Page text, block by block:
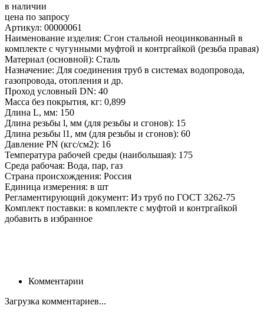
в наличии
цена по запросу
Артикул: 00000061
Наименование изделия: Сгон стальной неоцинкованный в
комплекте с чугунными муфтой и контргайкой (резьба правая)
Материал (основной): Сталь
Назначение: Для соединения труб в системах водопровода,
газопровода, отопления и др.
Проход условный DN: 40
Масса без покрытия, кг: 0,899
Длина L, мм: 150
Длина резьбы l, мм (для резьбы и сгонов): 15
Длина резьбы l1, мм (для резьбы и сгонов): 60
Давление PN (кгс/см2): 16
Температура рабочей среды (наибольшая): 175
Среда рабочая: Вода, пар, газ
Страна происхождения: Россия
Единица измерения: в шт
Регламентирующий документ: Из труб по ГОСТ 3262-75
Комплект поставки: в комплекте с муфтой и контргайкой
добавить в избранное
Комментарии
Загрузка комментариев...